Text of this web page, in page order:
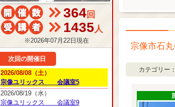
宗像市石
カテゴリー：
364回
1435人
※2026年07月22日現在
次回の開催日
2026/08/08（土）
宗像ユリックス 会議室5
2026/08/19（水）
宗像ユリックス 会議室9